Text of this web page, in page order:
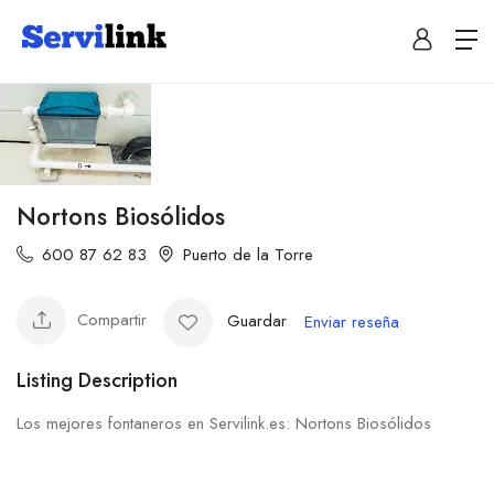
Nortons Biosólidos
600 87 62 83 Puerto de la Torre
Compartir Guardar Enviar reseña
Listing Description
Los mejores fontaneros en Servilink.es: Nortons Biosólidos